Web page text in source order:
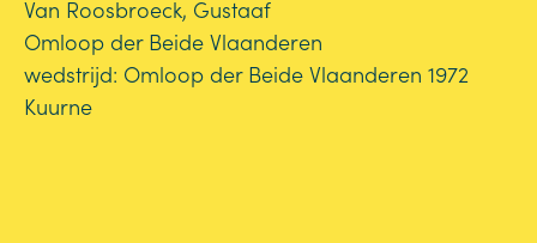
Van Roosbroeck, Gustaaf
Omloop der Beide Vlaanderen
wedstrijd: Omloop der Beide Vlaanderen 1972
Kuurne